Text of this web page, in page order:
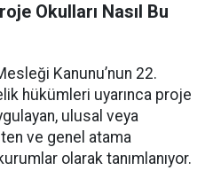
Okulları Nasıl Bu
Kanunu’nun 22.
hükümleri uyarınca proje
ulusal veya
ve genel atama
olarak tanımlanıyor.